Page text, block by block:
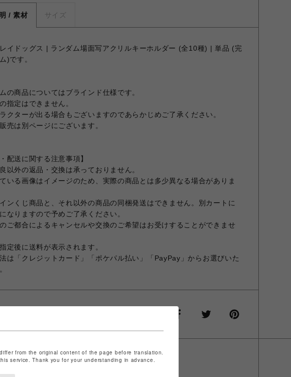
/ 素材 サイズ
イドッグス | ランダム場面写アクリルキーホルダー (全10種) | 単品 (完
)です。
の商品についてはブラインド仕様です。
指定はできません。
クターが出る場合もございますのであらかじめご了承ください。
売は別ページにございます。
配送に関する注意事項】
以外の返品・交換は承っておりません。
いる画像はイメージのため、実際の商品とは多少異なる場合がありま
インくじ商品と、それ以外の商品の同梱発送はできません。別カートに
なりますので予めご了承ください。
のご都合によるキャンセルや交換のご希望はお受けすることができませ
定後に送料が表示されます。
法は「クレジットカード」「ポケパル払い」「PayPay」からお選びいた
from the original content of the page before translation.
service. Thank you for your understanding in advance.